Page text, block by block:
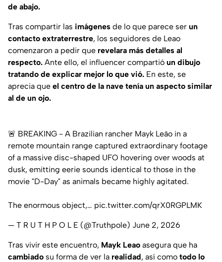
de abajo.
Tras compartir las imágenes de lo que parece ser un
contacto extraterrestre, los seguidores de Leao
comenzaron a pedir que revelara más detalles al
respecto. Ante ello, el influencer compartió un dibujo
tratando de explicar mejor lo que vió. En este, se
aprecia que el centro de la nave tenía un aspecto similar
al de un ojo.
🚨 BREAKING - A Brazilian rancher Mayk Leão in a
remote mountain range captured extraordinary footage
of a massive disc-shaped UFO hovering over woods at
dusk, emitting eerie sounds identical to those in the
movie "D-Day" as animals became highly agitated.
The enormous object,… pic.twitter.com/qrX0RGPLMK
— T R U T H P O L E (@Truthpole) June 2, 2026
Tras vivir este encuentro, Mayk Leao asegura que ha
cambiado su forma de ver la realidad, así como todo lo